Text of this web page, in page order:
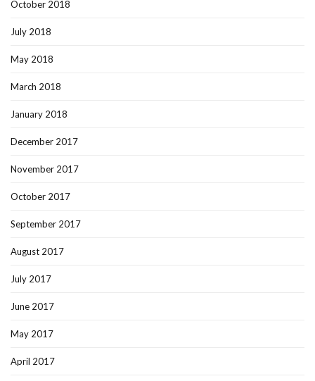
October 2018
July 2018
May 2018
March 2018
January 2018
December 2017
November 2017
October 2017
September 2017
August 2017
July 2017
June 2017
May 2017
April 2017